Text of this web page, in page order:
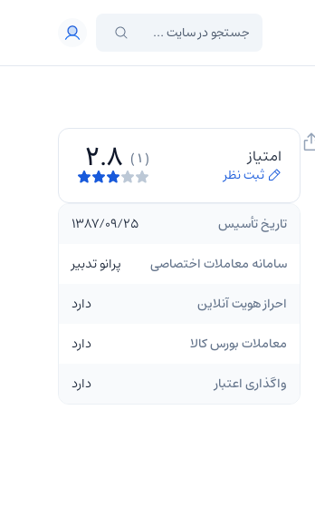
امتیاز
ثبت نظر
( 1 )
2.8
تاریخ تأسیس
1387/09/25
سامانه معاملات اختصاصی
پرانو تدبیر
احراز هویت آنلاین
دارد
معاملات بورس کالا
دارد
واگذاری اعتبار
دارد